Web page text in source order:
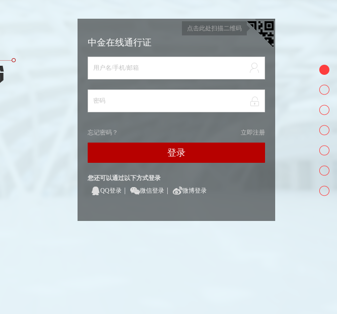
点击此处扫描二维码
中金在线通行证
用户名/手机/邮箱
密码
立即注册
忘记密码？
登录
您还可以通过以下方式登录
QQ登录
微信登录 微博登录